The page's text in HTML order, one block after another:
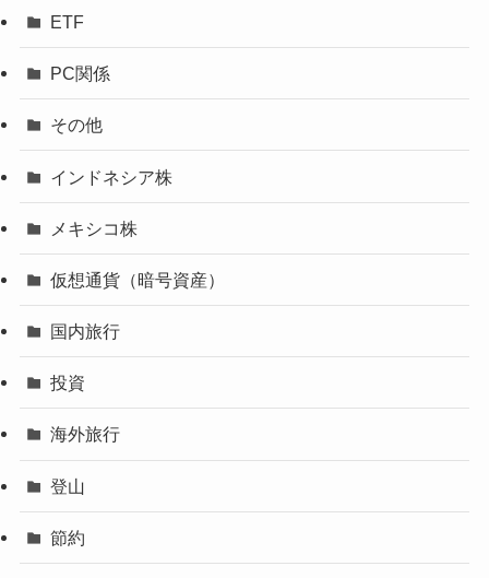
ETF
PC関係
その他
インドネシア株
メキシコ株
仮想通貨（暗号資産）
国内旅行
投資
海外旅行
登山
節約